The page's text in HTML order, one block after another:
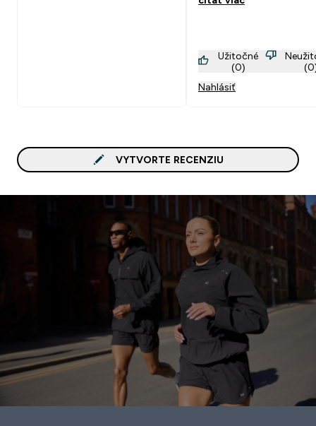
Užitočné
(0)
Nahlásiť
VYTVORTE RECENZIU